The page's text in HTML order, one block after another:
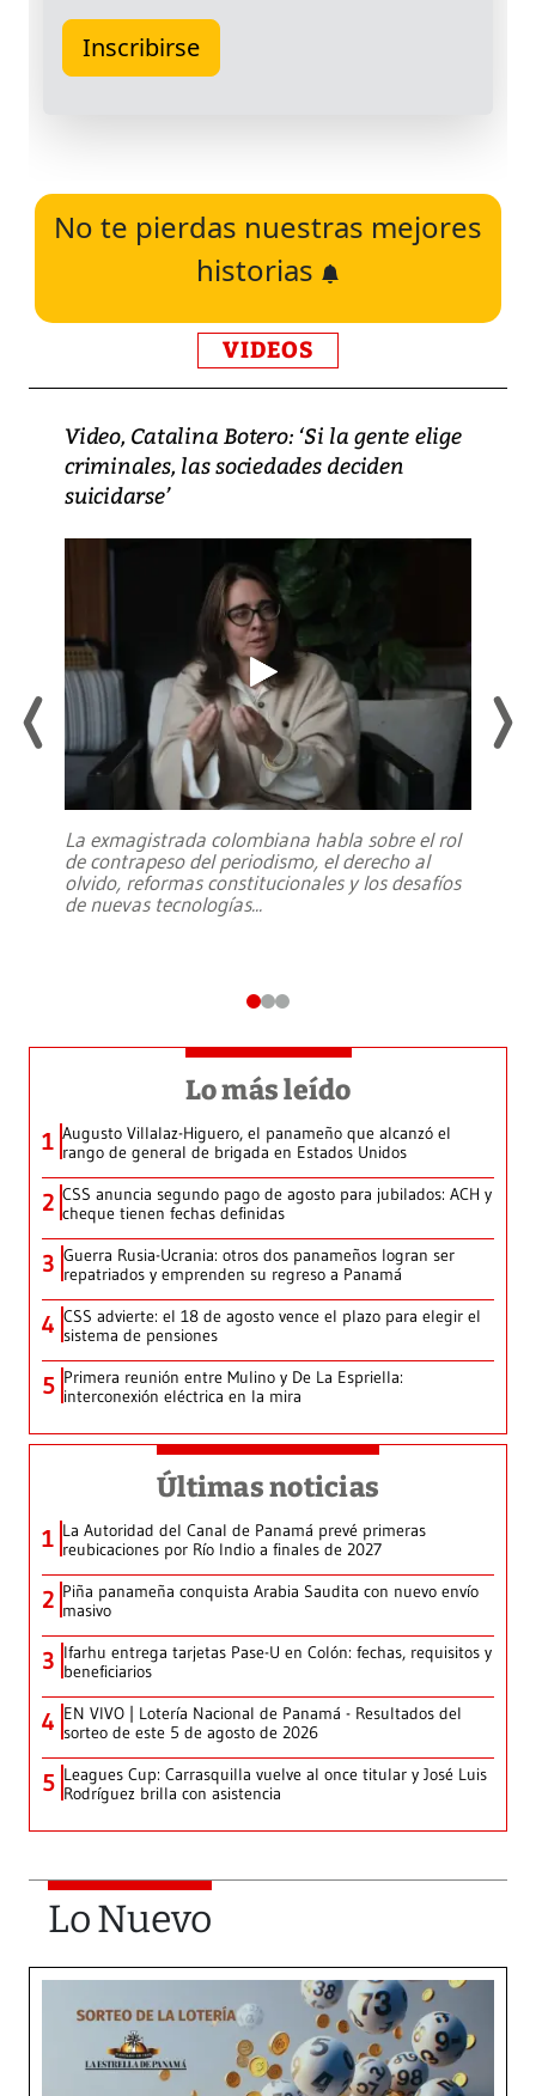
No te pierdas nuestras mejores
historias
VIDEOS
Video, Catalina Botero: ‘Si la gente elige
criminales, las sociedades deciden
suicidarse’
La exmagistrada colombiana habla sobre el rol
de contrapeso del periodismo, el derecho al
olvido, reformas constitucionales y los desafíos
de nuevas tecnologías...
Lo más leído
1 Augusto Villalaz-Higuero, el panameño que alcanzó el
rango de general de brigada en Estados Unidos
2 CSS anuncia segundo pago de agosto para jubilados: ACH y
cheque tienen fechas definidas
3 Guerra Rusia-Ucrania: otros dos panameños logran ser
repatriados y emprenden su regreso a Panamá
4 CSS advierte: el 18 de agosto vence el plazo para elegir el
sistema de pensiones
5 Primera reunión entre Mulino y De La Espriella:
interconexión eléctrica en la mira
Últimas noticias
1 La Autoridad del Canal de Panamá prevé primeras
reubicaciones por Río Indio a finales de 2027
2 Piña panameña conquista Arabia Saudita con nuevo envío
masivo
3 Ifarhu entrega tarjetas Pase-U en Colón: fechas, requisitos y
beneficiarios
4 EN VIVO | Lotería Nacional de Panamá - Resultados del
sorteo de este 5 de agosto de 2026
5 Leagues Cup: Carrasquilla vuelve al once titular y José Luis
Rodríguez brilla con asistencia
Lo Nuevo